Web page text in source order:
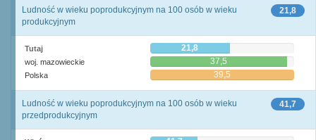
21,8
Ludność w wieku poprodukcyjnym na 100 osób w wieku
produkcyjnym
Tutaj 21,8
woj. mazowieckie 37,5
Polska 39,5
41,7
Ludność w wieku poprodukcyjnym na 100 osób w wieku
przedprodukcyjnym